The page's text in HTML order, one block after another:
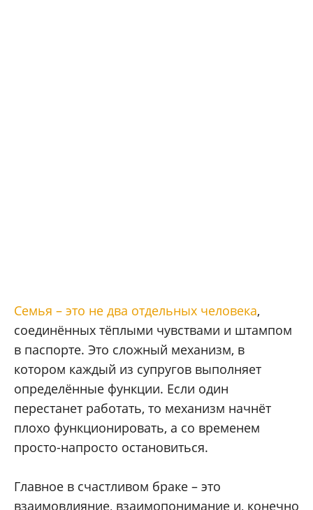
Семья – это не два отдельных человека,
соединённых тёплыми чувствами и штампом
в паспорте. Это сложный механизм, в
котором каждый из супругов выполняет
определённые функции. Если один
перестанет работать, то механизм начнёт
плохо функционировать, а со временем
просто-напросто остановиться.
Главное в счастливом браке – это
взаимовлияние, взаимопонимание и, конечно